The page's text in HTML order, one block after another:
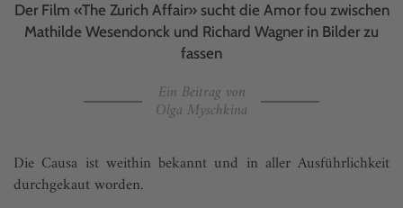
Der Film «The Zurich Affair» sucht die Amor fou zwischen
Mathilde Wesendonck und Richard Wagner in Bilder zu
fassen
Ein Beitrag von
Olga Myschkina
Die Causa ist weithin bekannt und in aller Ausführlichkeit
durchgekaut worden.